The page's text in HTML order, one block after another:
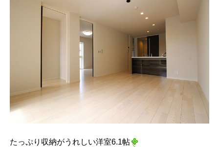
たっぷり収納がうれしい洋室6.1帖